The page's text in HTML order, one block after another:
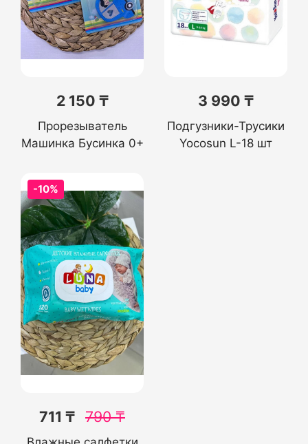
2 150 ₸
Прорезыватель
Машинка Бусинка 0+
3 990 ₸
Подгузники-Трусики
Yocosun L-18 шт
-10%
711 ₸ 790₸